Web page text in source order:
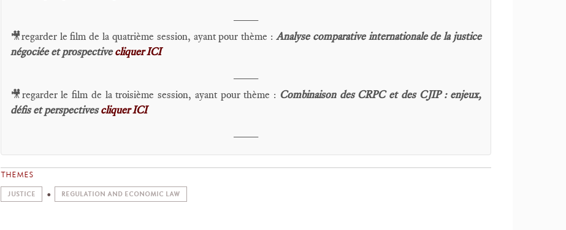
🎥regarder le film de la quatrième session, ayant pour thème : Analyse comparative internationale de la justice
négociée et prospective cliquer ICI
🎥regarder le film de la troisième session, ayant pour thème : Combinaison des CRPC et des CJIP : enjeux,
défis et perspectives cliquer ICI
THEMES
JUSTICE REGULATION AND ECONOMIC LAW